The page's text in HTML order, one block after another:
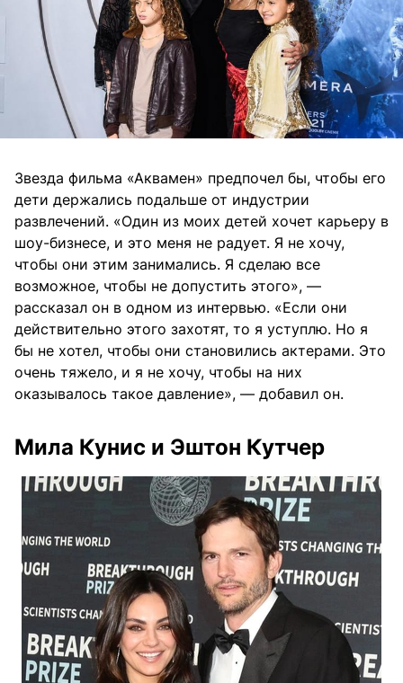
Звезда фильма «Аквамен» предпочел бы, чтобы его
дети держались подальше от индустрии
развлечений. «Один из моих детей хочет карьеру в
шоу-бизнесе, и это меня не радует. Я не хочу,
чтобы они этим занимались. Я сделаю все
возможное, чтобы не допустить этого», —
рассказал он в одном из интервью. «Если они
действительно этого захотят, то я уступлю. Но я
бы не хотел, чтобы они становились актерами. Это
очень тяжело, и я не хочу, чтобы на них
оказывалось такое давление», — добавил он.
Мила Кунис и Эштон Кутчер